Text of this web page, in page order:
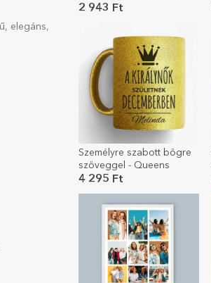
Mikulás
2 943 Ft
Személyre szabott bögre
szöveggel - Queens
4 295 Ft
elegáns,